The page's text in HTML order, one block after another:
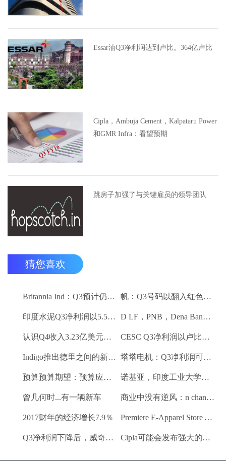
Essar油Q3净利润达到卢比。364亿卢比
Cipla，Ambuja Cement，Kalpataru Power
和GMR Infra：看望预期
跳房子加强了与关键雇员的领导团队
猜您喜欢
Britannia Ind：Q3预计仍然保持强劲 帆：Q3号码以翻入红色领域
印度水泥Q3净利润以5.5卢比;销量下降10.3％ D LF，PNB，Dena Bank达到52周低
认识Q4收入3.23亿美元VS $ 3.18 BN（QOQ） CESC Q3净利润以卢比。112亿卢比
Indigo推出德里之间的新航班到昌迪加尔和斋浦尔到浦那路线 塔塔电机：Q3净利润可能会落下
预算预算期望：预算应该有一些有利的改革电子商务 诺基亚，印度工业大学研究所 - 马德拉斯促进印度农村的宽带连接
曾几何时...有一辆新车 商业中没有逆风：n chandrasekaran，tcs
2017财年的经济增长7.9％ Premiere E-Apparel Store Yellowfashion.in Forays进入Srilanka
Q3净利润下降后，威奇庄园项目下跌6.7％ Cipla可能会发布强大的Q3收益